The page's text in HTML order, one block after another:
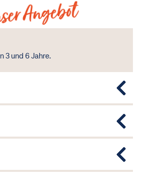
Angebot
3 und 6 Jahre.